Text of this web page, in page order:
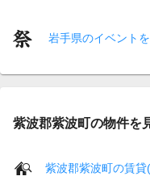
岩手県のイベント
紫波郡紫波町の物件を
紫波郡紫波町の賃